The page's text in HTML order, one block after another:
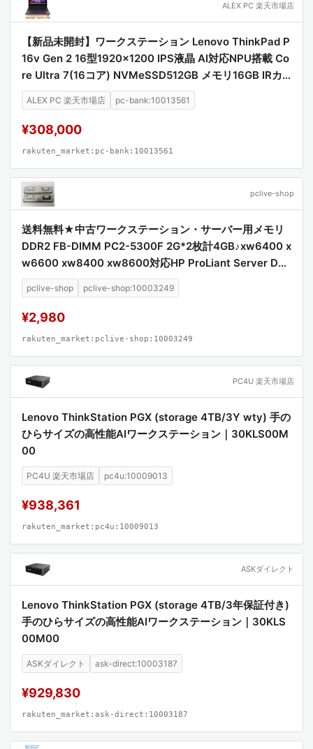
ALEX PC 楽天市場店
【新品未開封】ワークステーション Lenovo ThinkPad P
16v Gen 2 16型1920x1200 IPS液晶 AI対応NPU搭載 Co
re Ultra 7(16コア) NVMeSSD512GB メモリ16GB IRカ
メラ顔認証+指紋認証 Wi-Fi6E+Bluetooth5.3 Type-C+
Thunderbolt4 テンキー キーボードバックライト HDMI
Windows11
ALEX PC 楽天市場店 pc-bank:10013561
¥308,000
rakuten_market:pc-bank:10013561
pclive-shop
送料無料★中古ワークステーション・サーバー用メモリ
DDR2 FB-DIMM PC2-5300F 2G*2枚計4GB♪xw6400 x
w6600 xw8400 xw8600対応HP ProLiant Server DL
サーバシリーズ DL360G5、DL380G5、ML350G5、ML
370G5等対応【中古】【中古メモリ】【安心保証】【激
安】
pclive-shop pclive-shop:10003249
¥2,980
rakuten_market:pclive-shop:10003249
PC4U 楽天市場店
Lenovo ThinkStation PGX (storage 4TB/3Y wty) 手の
ひらサイズの高性能AIワークステーション｜30KLS00M
00
PC4U 楽天市場店 pc4u:10009013
¥938,361
rakuten_market:pc4u:10009013
ASKダイレクト
Lenovo ThinkStation PGX (storage 4TB/3年保証付き)
手のひらサイズの高性能AIワークステーション｜30KLS
00M00
ASKダイレクト ask-direct:10003187
¥929,830
rakuten_market:ask-direct:10003187